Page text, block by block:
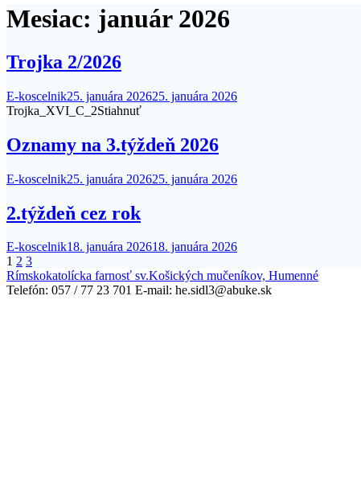
Mesiac: január 2026
Trojka 2/2026
E-koscelnik25. januára 202625. januára 2026
Trojka_XVI_C_2Stiahnuť
Oznamy na 3.týždeň 2026
E-koscelnik25. januára 202625. januára 2026
2.týždeň cez rok
E-koscelnik18. januára 202618. januára 2026
Stránkovanie
príspevkov
1 2 3
Rímskokatolícka farnosť sv.Košických mučeníkov, Humenné
Telefón: 057 / 77 23 701 E-mail: he.sidl3@abuke.sk